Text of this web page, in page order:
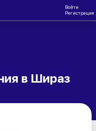
Войти
Регистрация
в Шираз